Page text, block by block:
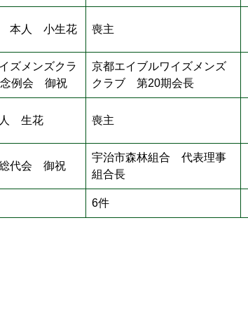
本人 小生花 喪主
ズメンズクラ
念例会 御祝
京都エイブルワイズメンズ
クラブ 第20期会長
生花 喪主
代会 御祝
宇治市森林組合 代表理事
組合長
6件